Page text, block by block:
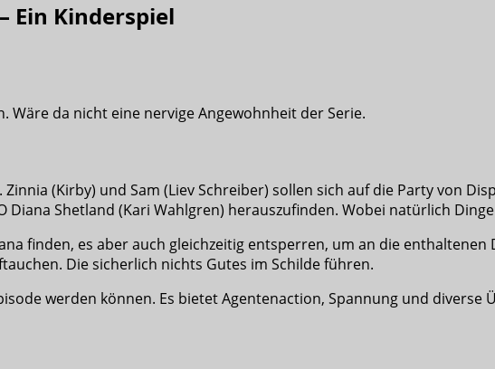
Ein Kinderspiel
Wäre da nicht eine nervige Angewohnheit der Serie.
(Kirby) und Sam (Liev Schreiber) sollen sich auf die Party von
Shetland (Kari Wahlgren) herauszufinden. Wobei natürlich
finden, es aber auch gleichzeitig entsperren, um an die
Die sicherlich nichts Gutes im Schilde führen.
werden können. Es bietet Agentenaction, Spannung und diverse